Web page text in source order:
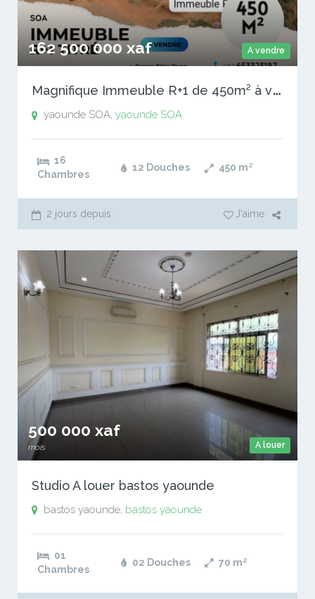
A vendre
162 500 000 xaf
M
agnifique Immeuble R+1 de 450m² à vendre à Soa
yaounde SOA, yaounde SOA
16
Chambres
12 Douches 450 m²
2 jours depuis J'aime
A louer
500 000 xaf
mois
Studio A louer bastos yaounde
bastos yaounde, bastos yaounde
01
Chambres
02 Douches 70 m²